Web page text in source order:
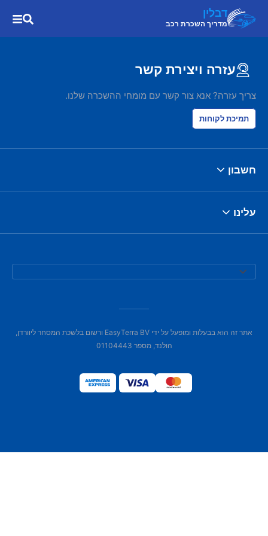
דבלין
מדריך השכרת רכב
עזרה ויצירת קשר
צריך עזרה? אנא צור קשר עם מומחי ההשכרה שלנו.
תמיכת לקוחות
חשבון
עלינו
אתר זה הוא בבעלות ומופעל על ידי EasyTerra BV ורשום בלשכת המסחר ליוורדן,
הולנד, מספר 01104443